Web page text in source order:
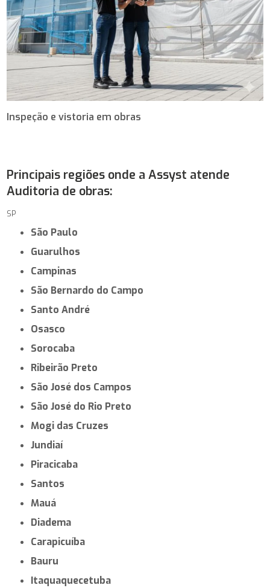
Inspeção e vistoria em obras
Principais regiões onde a Assyst atende
Auditoria de obras:
SP
São Paulo
Guarulhos
Campinas
São Bernardo do Campo
Santo André
Osasco
Sorocaba
Ribeirão Preto
São José dos Campos
São José do Rio Preto
Mogi das Cruzes
Jundiaí
Piracicaba
Santos
Mauá
Diadema
Carapicuíba
Bauru
Itaquaquecetuba